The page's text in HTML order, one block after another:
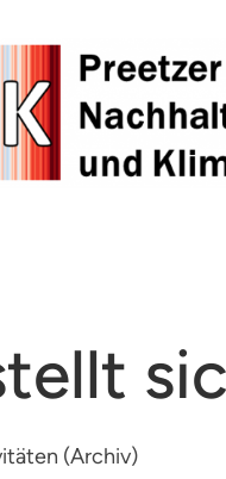
(Archiv)